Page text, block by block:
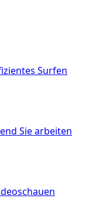
Surfen
Sie arbeiten